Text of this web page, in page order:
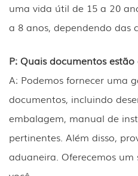
uma vida útil de 15 a 20
a 8 anos, dependendo das
P: Quais documentos estão
A: Podemos fornecer uma
documentos, incluindo
embalagem, manual de
pertinentes. Além disso,
aduaneira. Oferecemos